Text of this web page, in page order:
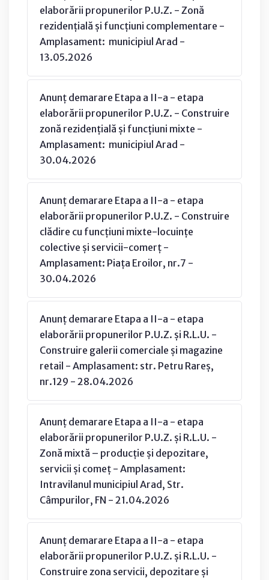
elaborării propunerilor P.U.Z. - Zonă
rezidențială și funcțiuni complementare -
Amplasament: municipiul Arad -
13.05.2026
Anunț demarare Etapa a II-a - etapa
elaborării propunerilor P.U.Z. - Construire
zonă rezidențială și funcțiuni mixte -
Amplasament: municipiul Arad -
30.04.2026
Anunț demarare Etapa a II-a - etapa
elaborării propunerilor P.U.Z. - Construire
clădire cu funcțiuni mixte-locuințe
colective și servicii-comerț -
Amplasament: Piața Eroilor, nr.7 -
30.04.2026
Anunț demarare Etapa a II-a - etapa
elaborării propunerilor P.U.Z. și R.L.U. -
Construire galerii comerciale și magazine
retail - Amplasament: str. Petru Rareș,
nr.129 - 28.04.2026
Anunț demarare Etapa a II-a - etapa
elaborării propunerilor P.U.Z. și R.L.U. -
Zonă mixtă – producție și depozitare,
servicii și comeț - Amplasament:
Intravilanul municipiul Arad, Str.
Câmpurilor, FN - 21.04.2026
Anunț demarare Etapa a II-a - etapa
elaborării propunerilor P.U.Z. și R.L.U. -
Construire zona servicii, depozitare și